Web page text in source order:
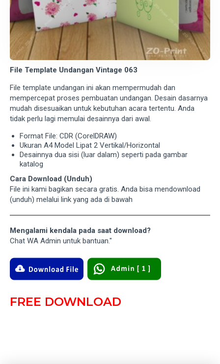
File Template Undangan Vintage 063
File template undangan ini akan mempermudah dan
mempercepat proses pembuatan undangan. Desain dasarnya
mudah disesuaikan untuk kebutuhan acara tertentu. Anda
tidak perlu lagi memulai desainnya dari awal.
Format File: CDR (CorelDRAW)
Ukuran A4 Model Lipat 2 Vertikal/Horizontal
Desainnya dua sisi (luar dalam) seperti pada gambar
katalog
Cara Download (Unduh)
File ini kami bagikan secara gratis. Anda bisa mendownload
(unduh) melalui link yang ada di bawah
Mengalami kendala pada saat download?
Chat WA Admin untuk bantuan."
FREE DOWNLOAD